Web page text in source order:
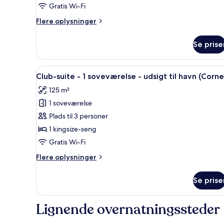
Gratis Wi-Fi
Flere oplysninger
Flere
-
dobbeltsenge
Se
Indlæs
alle
billeder
af
Club-
suite
-
soveværelse
til
havn
Et hotelværelse med et stort
9
Club-suite - 1 soveværelse - udsigt til havn
125 m²
1 soveværelse
Plads til 3 personer
1 kingsize-seng
Gratis Wi-Fi
Flere oplysninger
Flere
suite
Se
Lignende overnatningssteder